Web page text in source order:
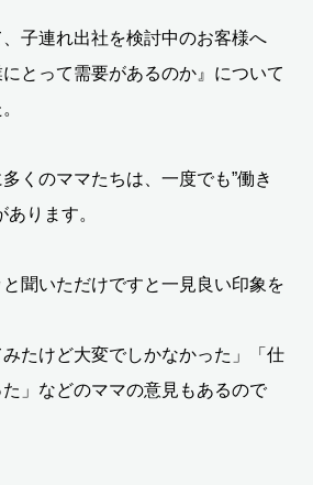
子連れ出社を検討中のお客様へ
にとって需要があるのか』について
くのママたちは、一度でも”働き
ります。
聞いただけですと一見良い印象を
たけど大変でしかなかった」「仕
」などのママの意見もあるので